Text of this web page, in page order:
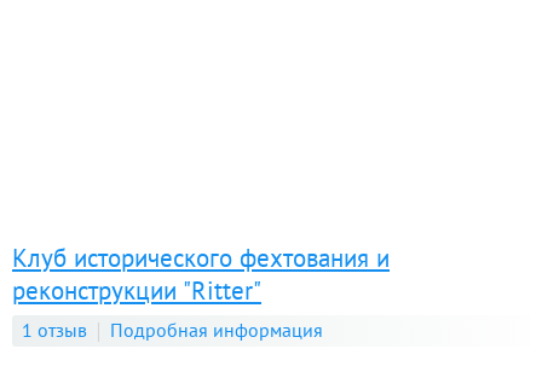
Клуб исторического фехтования и
реконструкции "Ritter"
1 отзыв Подробная информация